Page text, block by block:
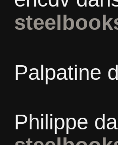
Palpatine
Philippe